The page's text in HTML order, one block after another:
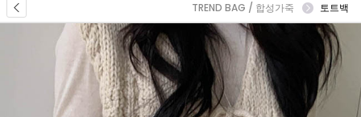
TREND BAG / 합성가죽 토트백